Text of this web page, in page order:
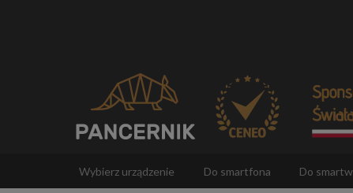
Wybierz urządzenie Do smartfona Do